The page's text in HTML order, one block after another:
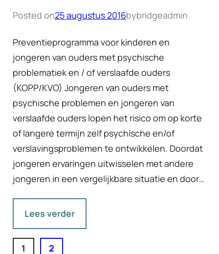
Posted on25 augustus 2016bybridgeadmin
Preventieprogramma voor kinderen en
jongeren van ouders met psychische
problematiek en / of verslaafde ouders
(KOPP/KVO) Jongeren van ouders met
psychische problemen en jongeren van
verslaafde ouders lopen het risico om op korte
of langere termijn zelf psychische en/of
verslavingsproblemen te ontwikkelen. Doordat
jongeren ervaringen uitwisselen met andere
jongeren in een vergelijkbare situatie en door…
Lees verder
1 2